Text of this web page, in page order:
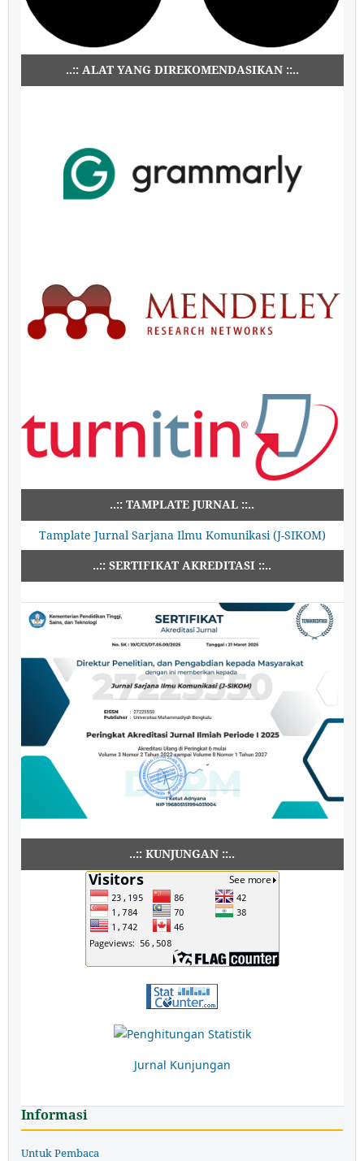
..:: ALAT YANG DIREKOMENDASIKAN ::..
..:: TAMPLATE JURNAL ::..
Tamplate Jurnal Sarjana Ilmu Komunikasi (J-SIKOM)
..:: SERTIFIKAT AKREDITASI ::..
..:: KUNJUNGAN ::..
Jurnal Kunjungan
Informasi
Untuk Pembaca